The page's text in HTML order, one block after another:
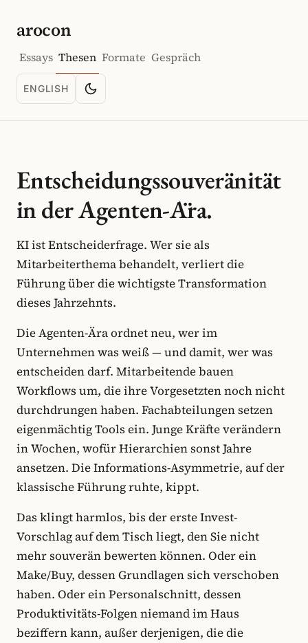
arocon
Essays Thesen Formate Gespräch
ENGLISH
LANGUAGE: ENGLISH
Farbschema wechseln
Entscheidungssouveränität
in der Agenten-Ära.
KI ist Entscheiderfrage. Wer sie als
Mitarbeiterthema behandelt, verliert die
Führung über die wichtigste Transformation
dieses Jahrzehnts.
Die Agenten-Ära ordnet neu, wer im
Unternehmen was weiß — und damit, wer was
entscheiden darf. Mitarbeitende bauen
Workflows um, die ihre Vorgesetzten noch nicht
durchdrungen haben. Fachabteilungen setzen
eigenmächtig Tools ein. Junge Kräfte verändern
in Wochen, wofür Hierarchien sonst Jahre
ansetzen. Die Informations-Asymmetrie, auf der
klassische Führung ruhte, kippt.
Das klingt harmlos, bis der erste Invest-
Vorschlag auf dem Tisch liegt, den Sie nicht
mehr souverän bewerten können. Oder ein
Make/Buy, dessen Grundlagen sich verschoben
haben. Oder ein Personalschnitt, dessen
Produktivitäts-Folgen niemand im Haus
beziffern kann, außer derjenigen, die die